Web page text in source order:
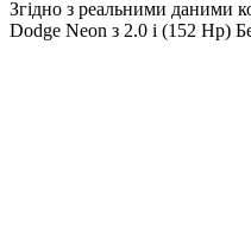
Згідно з реальними даними
Dodge Neon з 2.0 i (152 Hp)